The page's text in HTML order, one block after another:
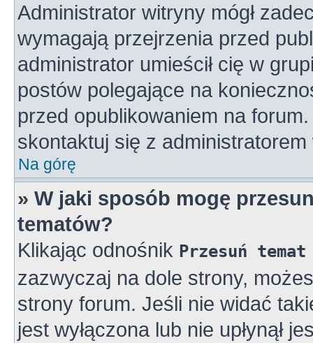
Administrator witryny mógł
wymagają przejrzenia przed
administrator umieścił cię w
postów polegające na
przed opublikowaniem na
skontaktuj się z administratorem
Na górę
» W jaki sposób mogę
tematów?
Klikając odnośnik Przesuń
zazwyczaj na dole strony,
strony forum. Jeśli nie widać
jest wyłączona lub nie upłynął